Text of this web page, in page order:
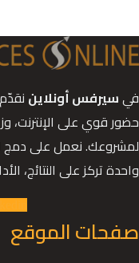
فيسيرفس أونلاين
حضور قوي على الإنترنت،
لمشروعك. نعمل على دمج
واحدة تركز على النتائج،
صفحات الموقع